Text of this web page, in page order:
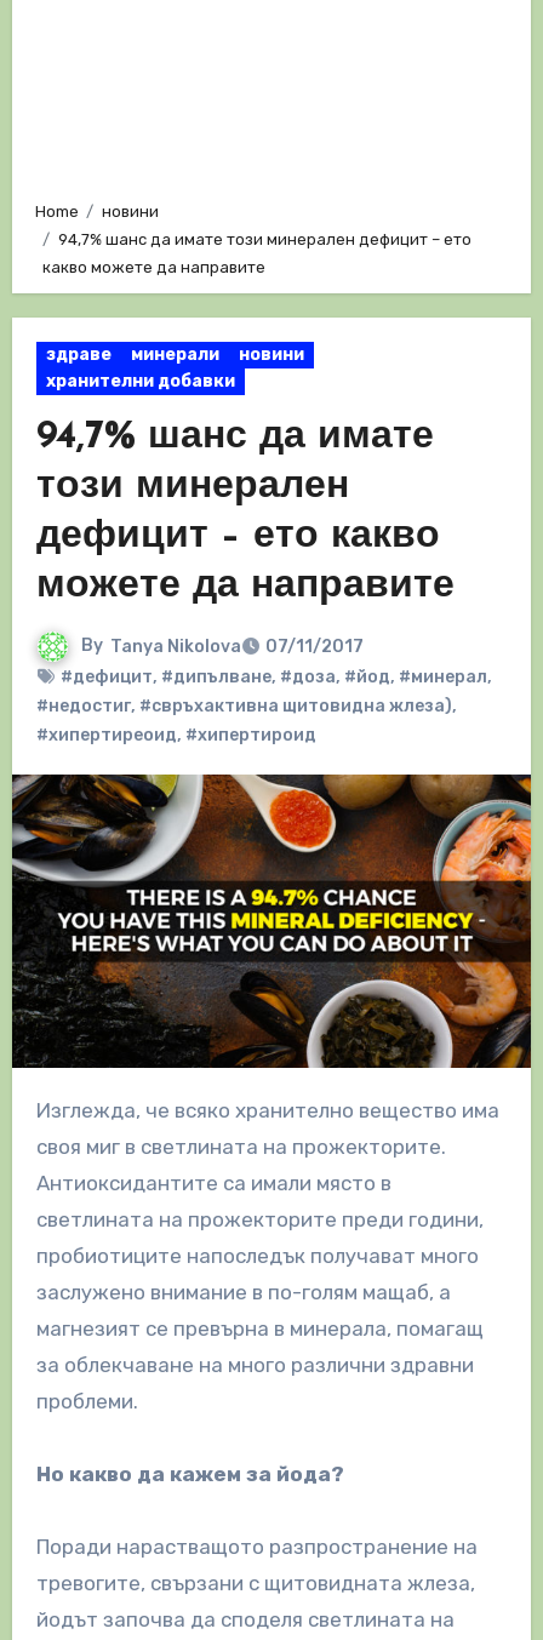
Home
новини
94,7% шанс да имате този минерален дефицит – ето
какво можете да направите
здраве минерали
новини
хранителни добавки
94,7% шанс да имате
този минерален
дефицит – ето какво
можете да направите
By Tanya Nikolova
07/11/2017
#дефицит, #дипълване, #доза, #йод, #минерал,
#недостиг, #свръхактивна щитовидна жлеза),
#хипертиреоид, #хипертироид
Изглежда, че всяко хранително вещество има
своя миг в светлината на прожекторите.
Антиоксидантите са имали място в
светлината на прожекторите преди години,
пробиотиците напоследък получават много
заслужено внимание в по-голям мащаб, а
магнезият се превърна в минерала, помагащ
за облекчаване на много различни здравни
проблеми.
Но какво да кажем за йода?
Поради нарастващото разпространение на
тревогите, свързани с щитовидната жлеза,
йодът започва да споделя светлината на